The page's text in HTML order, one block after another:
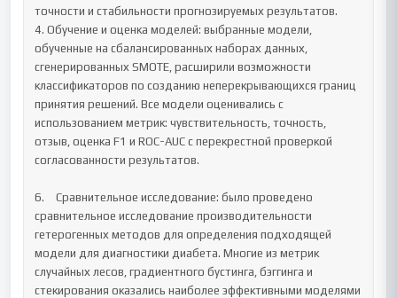
точности и стабильности прогнозируемых результатов.
4. Обучение и оценка моделей: выбранные модели,
обученные на сбалансированных наборах данных,
сгенерированных SMOTE, расширили возможности
классификаторов по созданию неперекрывающихся границ
принятия решений. Все модели оценивались с
использованием метрик: чувствительность, точность,
отзыв, оценка F1 и ROC-AUC с перекрестной проверкой
согласованности результатов.
6.	Сравнительное исследование: было проведено
сравнительное исследование производительности
гетерогенных методов для определения подходящей
модели для диагностики диабета. Многие из метрик
случайных лесов, градиентного бустинга, бэггинга и
стекирования оказались наиболее эффективными моделями